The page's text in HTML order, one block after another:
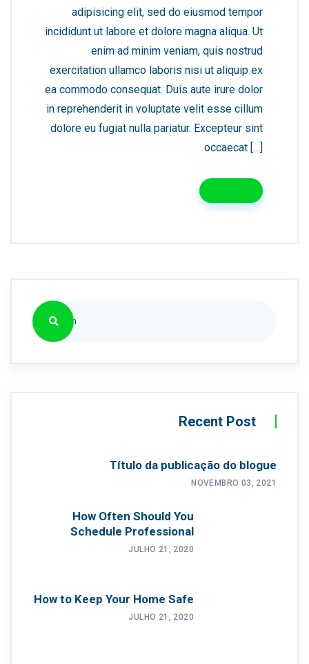
adipisicing elit, sed do eiusmod tempor
incididunt ut labore et dolore magna aliqua. Ut
enim ad minim veniam, quis nostrud
exercitation ullamco laboris nisi ut aliquip ex
ea commodo consequat. Duis aute irure dolor
in reprehenderit in voluptate velit esse cillum
dolore eu fugiat nulla pariatur. Excepteur sint
occaecat […]
Recent Post
Título da publicação do blogue
NOVEMBRO 03, 2021
How Often Should You
Schedule Professional
JULHO 21, 2020
How to Keep Your Home Safe
JULHO 21, 2020